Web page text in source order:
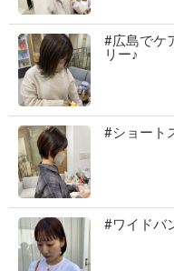
#広島でケ
リー♪
#ショート
#ワイドバ